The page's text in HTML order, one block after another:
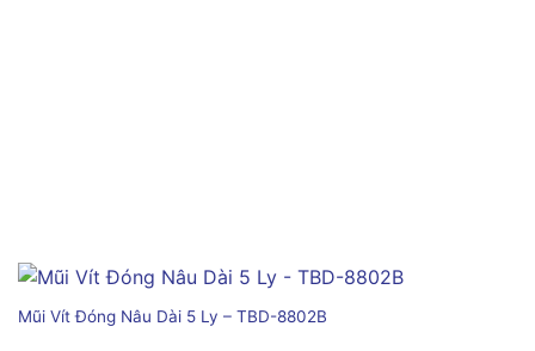
Mũi Vít Đóng Nâu Dài 5 Ly – TBD-8802B